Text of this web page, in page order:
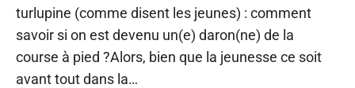
turlupine (comme disent les jeunes) : comment
savoir si on est devenu un(e) daron(ne) de la
course à pied ?Alors, bien que la jeunesse ce soit
avant tout dans la…